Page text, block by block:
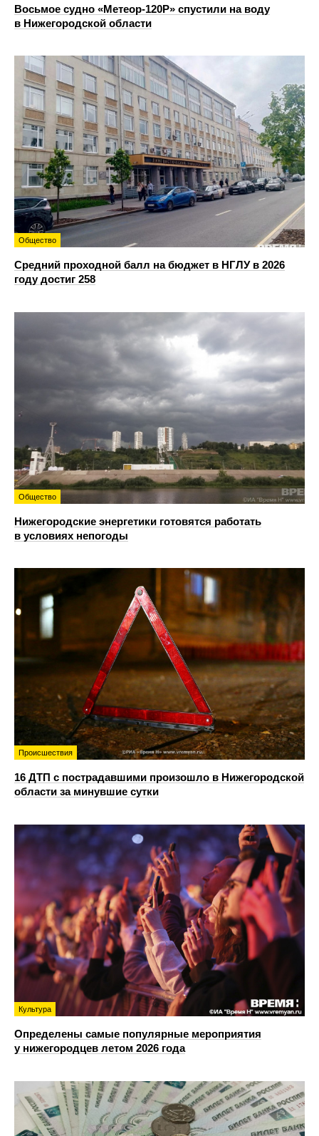
Восьмое судно «Метеор-120Р» спустили на воду
в Нижегородской области
Общество
Средний проходной балл на бюджет в НГЛУ в 2026
году достиг 258
Общество
Нижегородские энергетики готовятся работать
в условиях непогоды
Происшествия
16 ДТП с пострадавшими произошло в Нижегородской
области за минувшие сутки
Культура
Определены самые популярные мероприятия
у нижегородцев летом 2026 года